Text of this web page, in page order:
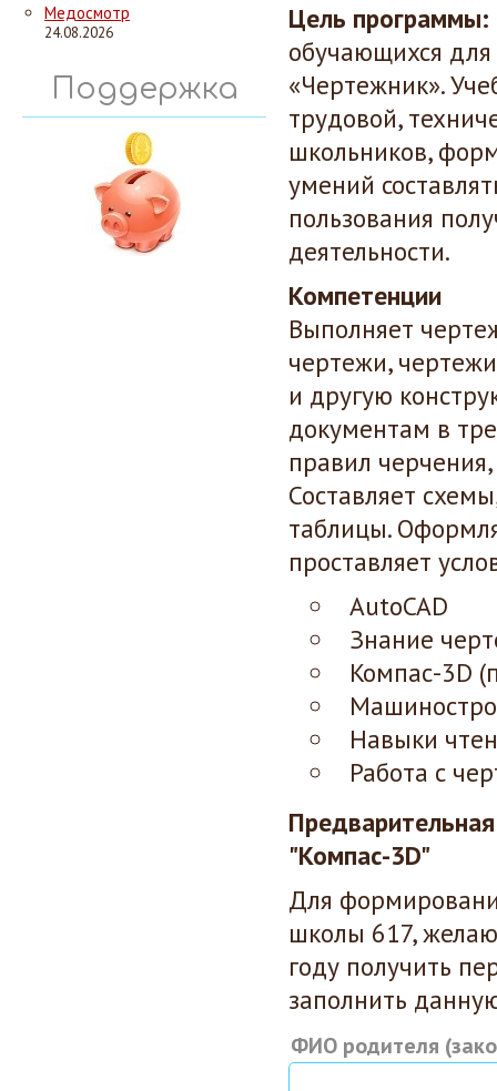
Медосмотр
24.08.2026
Поддержка
Цель программы:
обучающихся
«Чертежник».
трудовой,
школьников,
умений
пользования
деятельности.
Компетенции
Выполняет
чертежи,
и другую
документам в
правил
Составляет
таблицы.
проставляет
AutoCAD
Знание
Компас-3D
Навыки
Работа с
"Компас-3D"
Для
школы 617,
году получить
заполнить
ФИО родителя